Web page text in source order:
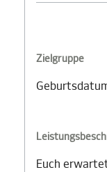
Zielgruppe
Euch